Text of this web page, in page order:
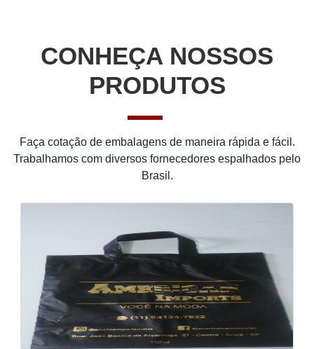
CONHEÇA NOSSOS
PRODUTOS
Faça cotação de embalagens de maneira rápida e fácil.
Trabalhamos com diversos fornecedores espalhados pelo
Brasil.